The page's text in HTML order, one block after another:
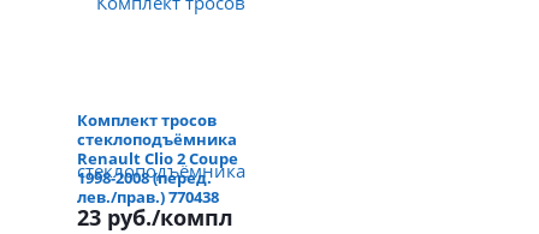
Комплект тросов
стеклоподъёмника
Renault Clio 2 Coupe
1998-2008 (перед.
лев./прав.) 770438
23 руб./компл